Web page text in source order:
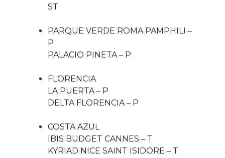
ST
PARQUE VERDE ROMA PAMPHILI –
P
PALACIO PINETA – P
FLORENCIA
LA PUERTA – P
DELTA FLORENCIA – P
COSTA AZUL
IBIS BUDGET CANNES – T
KYRIAD NICE SAINT ISIDORE – T